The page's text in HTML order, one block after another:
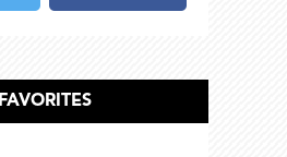
FAVORITES